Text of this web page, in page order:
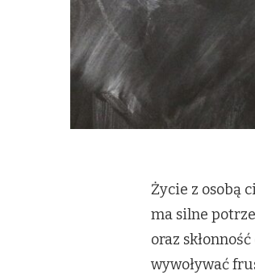
Życie z osobą
ma silne
oraz
wywoływać